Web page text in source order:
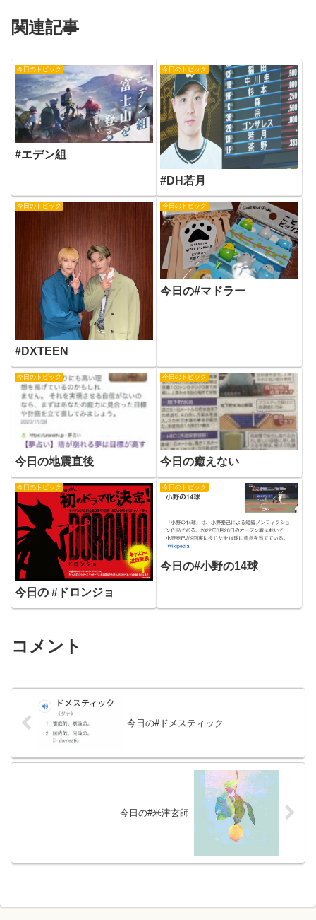
関連記事
今日のトピック
#エデン組
今日のトピック
#DH若月
今日のトピック
#DXTEEN
今日のトピック
今日の#マドラー
今日のトピック
今日の地震直後
今日のトピック
今日の癒えない
今日のトピック
今日の #ドロンジョ
今日のトピック
今日の#小野の14球
コメント
今日の#ドメスティック
今日の#米津玄師